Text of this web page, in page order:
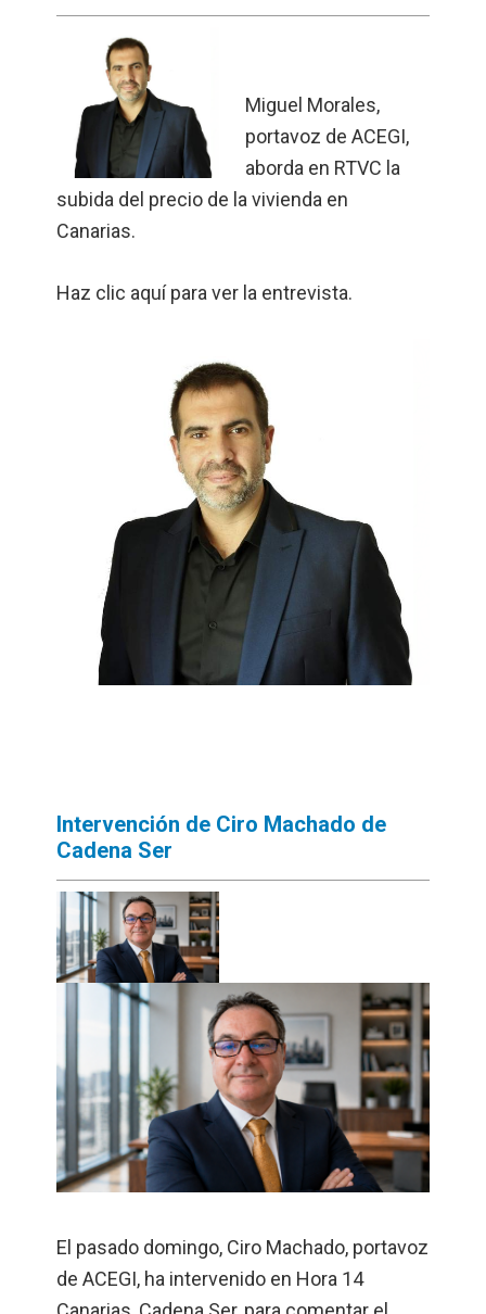
Miguel Morales,
portavoz de ACEGI,
aborda en RTVC la
subida del precio de la vivienda en
Canarias.
Haz clic aquípara ver la entrevista.
Intervención de Ciro Machado de
Cadena Ser
El pasado domingo, Ciro Machado, portavoz
de ACEGI, ha intervenido en Hora 14